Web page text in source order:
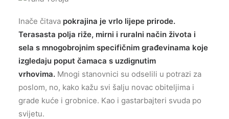
Inače čitava pokrajina je vrlo lijepe prirode.
Terasasta polja riže, mirni i ruralni način života i
sela s mnogobrojnim specifičnim građevinama koje
izgledaju poput čamaca s uzdignutim
vrhovima. Mnogi stanovnici su odselili u potrazi za
poslom, no, kako kažu svi šalju novac obiteljima i
grade kuće i grobnice. Kao i gastarbajteri svuda po
svijetu.